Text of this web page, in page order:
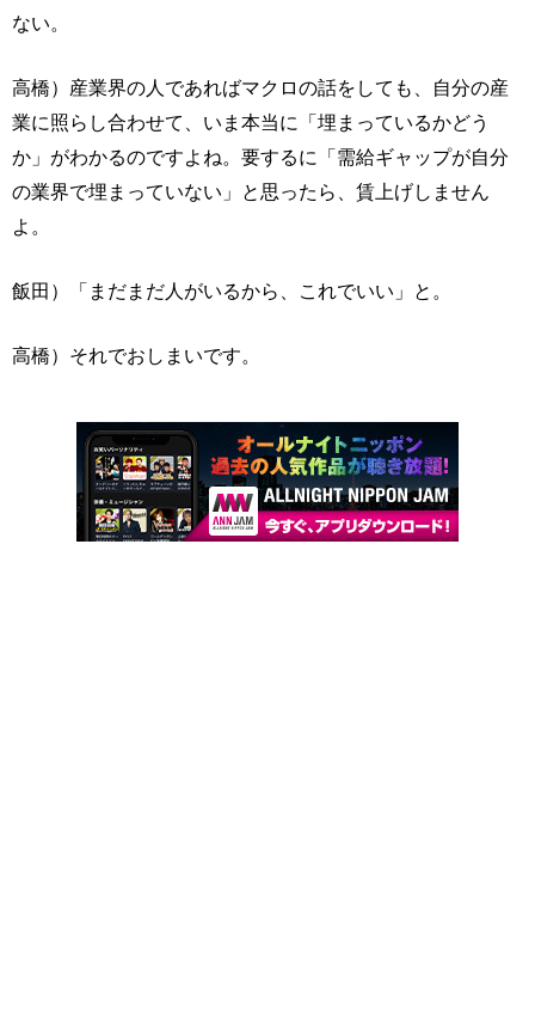
ない。
高橋）産業界の人であればマクロの話をしても、自分の産
業に照らし合わせて、いま本当に「埋まっているかどう
か」がわかるのですよね。要するに「需給ギャップが自分
の業界で埋まっていない」と思ったら、賃上げしません
よ。
飯田）「まだまだ人がいるから、これでいい」と。
高橋）それでおしまいです。